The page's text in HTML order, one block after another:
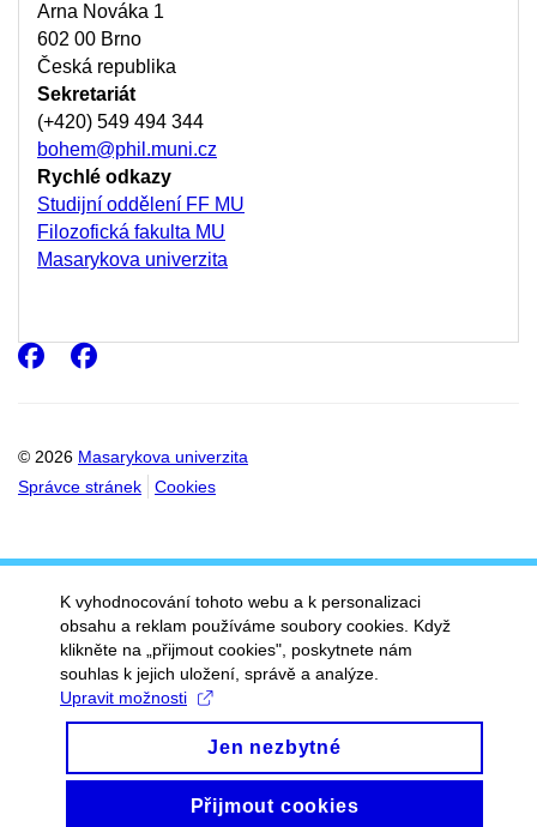
Arna Nováka 1
602 00 Brno
Česká republika
Sekretariát
(+420) 549 494 344
bohem@phil.muni.cz
Rychlé odkazy
Studijní oddělení FF MU
Filozofická fakulta MU
Masarykova univerzita
© 2026 Masarykova univerzita
Správce stránek
Cookies
Facebook
Facebook
K vyhodnocování tohoto webu a k personalizaci
obsahu a reklam používáme soubory cookies. Když
klikněte na „přijmout cookies", poskytnete nám
souhlas k jejich uložení, správě a analýze.
Upravit možnosti
Jen nezbytné
Přijmout cookies